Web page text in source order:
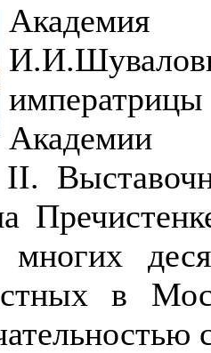
Академии
II.
многих
в